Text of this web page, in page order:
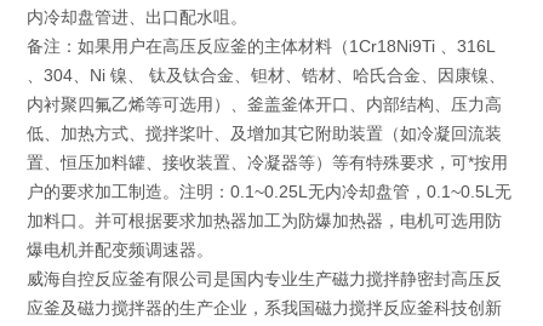
内冷却盘管进、出口配水咀。
备注：如果用户在高压反应釜的主体材料（1Cr18Ni9Ti 、316L
、304、Ni 镍、 钛及钛合金、钽材、锆材、哈氏合金、因康镍、
内衬聚四氟乙烯等可选用）、釜盖釜体开口、内部结构、压力高
低、加热方式、搅拌桨叶、及增加其它附助装置（如冷凝回流装
置、恒压加料罐、接收装置、冷凝器等）等有特殊要求，可*按用
户的要求加工制造。注明：0.1~0.25L无内冷却盘管，0.1~0.5L无
加料口。并可根据要求加热器加工为防爆加热器，电机可选用防
爆电机并配变频调速器。
威海自控反应釜有限公司是国内专业生产磁力搅拌静密封高压反
应釜及磁力搅拌器的生产企业，系我国磁力搅拌反应釜科技创新